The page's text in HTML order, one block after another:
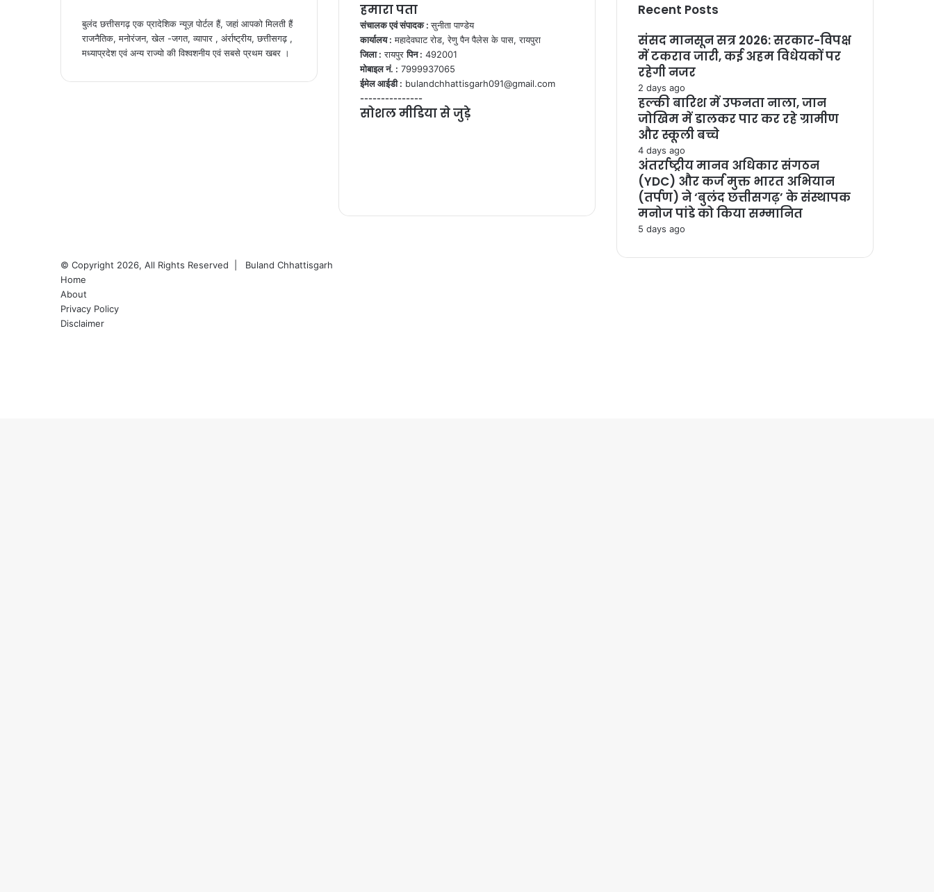
बुलंद छत्तीसगढ़ एक प्रादेशिक न्यूज़ पोर्टल हैं, जहां आपको मिलती हैं
राजनैतिक, मनोरंजन, खेल -जगत, व्यापार , अंर्राष्ट्रीय, छत्तीसगढ़ ,
मध्याप्रदेश एवं अन्य राज्यो की विश्वशनीय एवं सबसे प्रथम खबर ।
हमारा पता
संचालक एवं संपादक :सुनीता पाण्डेय
कार्यालय : महादेवघाट रोड, रेणु पैन पैलेस के पास, रायपुरा
जिला : रायपुरपिन : 492001
मोबाइल नं. : 7999937065
ईमेल आईडी : bulandchhattisgarh091@gmail.com
---------------
सोशल मीडिया से जुड़े
Recent Posts
संसद मानसून सत्र 2026: सरकार-विपक्ष
में टकराव जारी, कई अहम विधेयकों पर
रहेगी नजर
2 days ago
हल्की बारिश में उफनता नाला, जान
जोखिम में डालकर पार कर रहे ग्रामीण
और स्कूली बच्चे
4 days ago
अंतर्राष्ट्रीय मानव अधिकार संगठन
(YDC) और कर्ज मुक्त भारत अभियान
(तर्पण) ने ‘बुलंद छत्तीसगढ़’ के संस्थापक
मनोज पांडे को किया सम्मानित
5 days ago
© Copyright 2026, All Rights Reserved |
Buland Chhattisgarh
Home
About
Privacy Policy
Disclaimer